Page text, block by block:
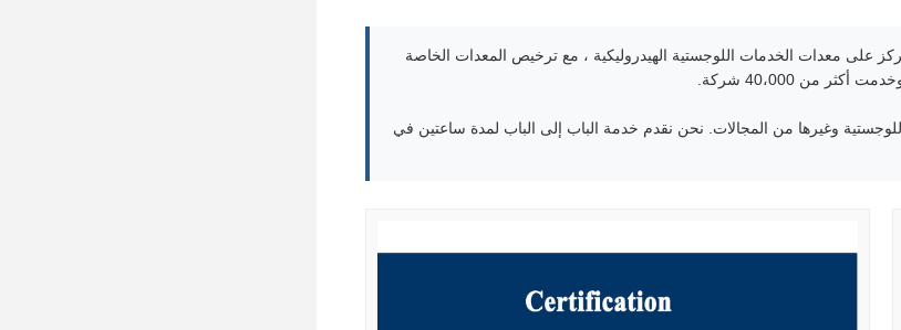
على معدات الخدمات اللوجستية الهيدروليكية ، مع ترخيص المعدات الخاصة
وغيرها من المجالات. نحن نقدم خدمة الباب إلى الباب لمدة ساعتين في